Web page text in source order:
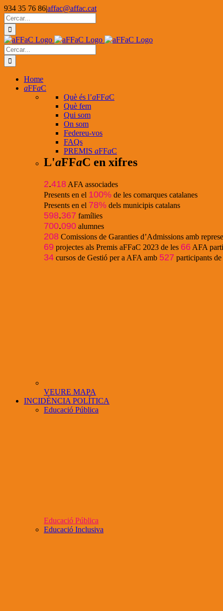
Skip
to
content
934 35 76 86|affac@affac.cat
Facebook
X
YouTube
Cerca
…
Cerca
…
Home
aFFaC
Què és l’aFFaC
Què fem
Qui som
On som
Federeu-vos
FAQs
PREMIS aFFaC
L'aFFaC en xifres
2.418 AFA associades
Presents en el 100% de les comarques catalanes
Presents en el 78% dels municipis catalans
598.367 famílies
700.090 alumnes
208 Comissions de Garanties d’Admissions amb
69 projectes als Premis aFFaC 2023 de les 66 AFA
34 cursos de Gestió per a AFA amb 527 participants de
VEURE MAPA
INCIDÈNCIA POLÍTICA
Educació Pública
Educació Pública
Educació Inclusiva